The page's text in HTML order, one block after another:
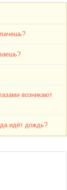
возникают
идёт дождь?